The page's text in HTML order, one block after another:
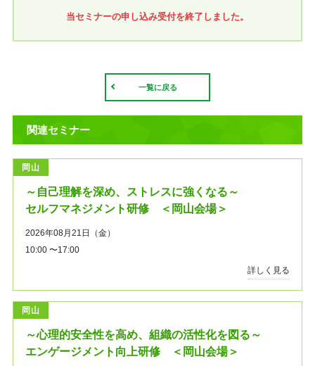
当セミナーの申し込み受付を終了しました。
一覧に戻る
関連セミナー
岡山
～自己理解を深め、ストレスに強くなる～
セルフマネジメント研修 ＜岡山会場＞
2026年08月21日（金）
10:00 〜17:00
詳しく見る
岡山
～心理的安全性を高め、組織の活性化を図る～
エンゲージメント向上研修 ＜岡山会場＞